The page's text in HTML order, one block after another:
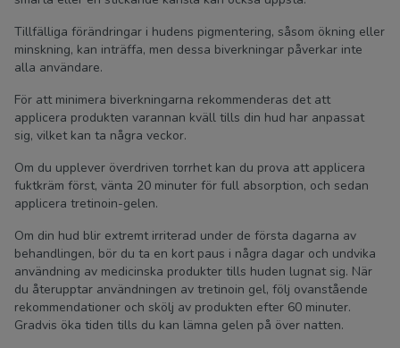
Tillfälliga förändringar i hudens pigmentering, såsom ökning eller
minskning, kan inträffa, men dessa biverkningar påverkar inte
alla användare.
För att minimera biverkningarna rekommenderas det att
applicera produkten varannan kväll tills din hud har anpassat
sig, vilket kan ta några veckor.
Om du upplever överdriven torrhet kan du prova att applicera
fuktkräm först, vänta 20 minuter för full absorption, och sedan
applicera tretinoin-gelen.
Om din hud blir extremt irriterad under de första dagarna av
behandlingen, bör du ta en kort paus i några dagar och undvika
användning av medicinska produkter tills huden lugnat sig. När
du återupptar användningen av tretinoin gel, följ ovanstående
rekommendationer och skölj av produkten efter 60 minuter.
Gradvis öka tiden tills du kan lämna gelen på över natten.